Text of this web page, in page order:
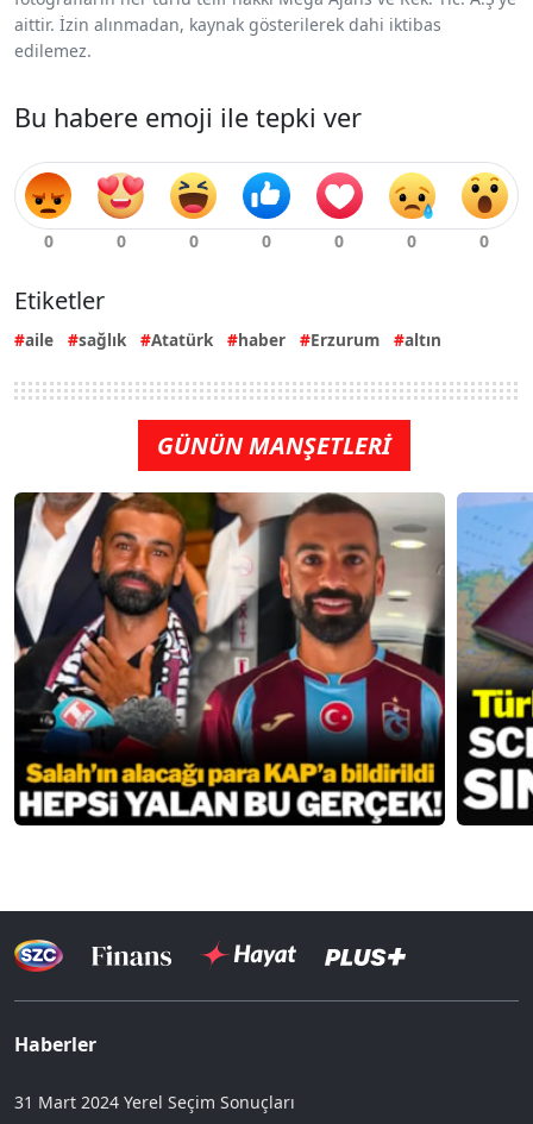
aittir. İzin alınmadan, kaynak gösterilerek dahi iktibas
edilemez.
Bu habere emoji ile tepki ver
Etiketler
aile sağlık Atatürk haber Erzurum altın
GÜNÜN MANŞETLERİ
Haberler
31 Mart 2024 Yerel Seçim Sonuçları